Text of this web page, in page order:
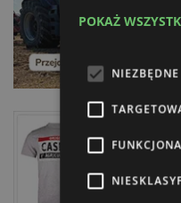
POKAŻ
NIEZBĘDNE